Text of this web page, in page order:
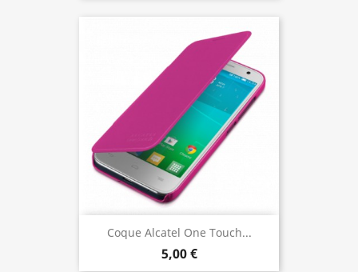
Coque Alcatel One Touch...
5,00 €